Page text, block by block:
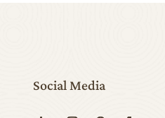
Social Media